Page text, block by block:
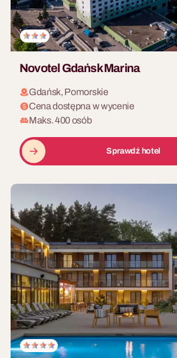
Novotel Gdańsk Marina
Gdańsk, Pomorskie
Cena dostępna w wycenie
Maks. 400 osób
Sprawdź hotel